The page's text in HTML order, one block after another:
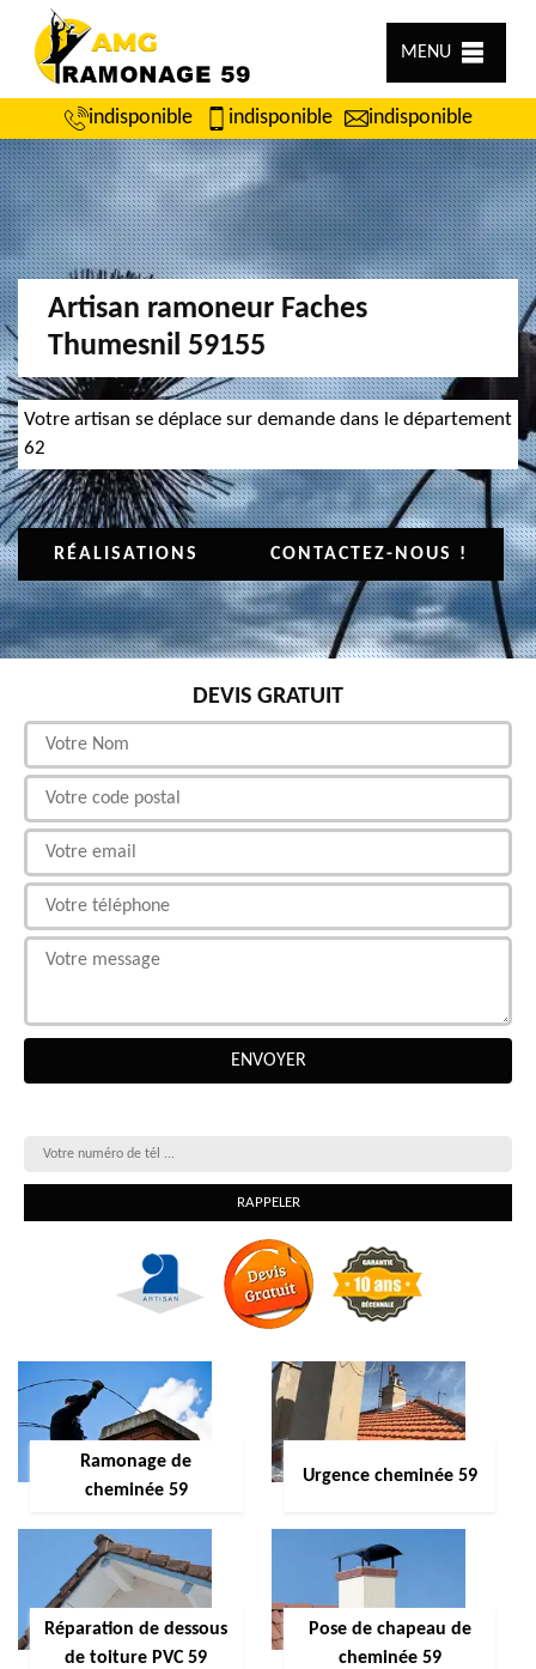
MENU
indisponible indisponible indisponible
Artisan ramoneur Faches
Thumesnil 59155
Votre artisan se déplace sur demande dans le département
62
RÉALISATIONS CONTACTEZ-NOUS !
DEVIS GRATUIT
Ramonage de
cheminée 59
Urgence cheminée 59
Réparation de dessous
de toiture PVC 59
Pose de chapeau de
cheminée 59